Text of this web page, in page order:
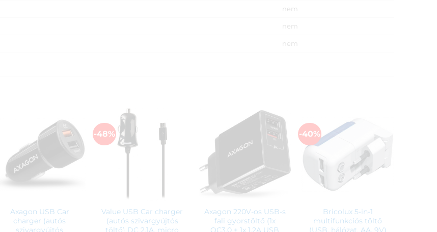
nem
nem
nem
Axagon USB Car
charger (autós
-48%
Value USB Car charger
(autós szivargyújtós
Axagon 220V-os USB-s
fali gyorstöltő (1x
-40%
Bricolux 5-in-1
multifunkciós töltő